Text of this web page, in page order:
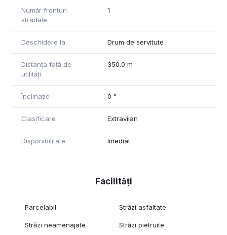
Număr fronturi
stradale
1
Deschidere la Drum de servitute
Distanța față de
utilități
350.0 m
Înclinație 0 °
Clasificare Extravilan
Disponibilitate Imediat
Facilități
Parcelabil Străzi asfaltate
Străzi neamenajate Străzi pietruite